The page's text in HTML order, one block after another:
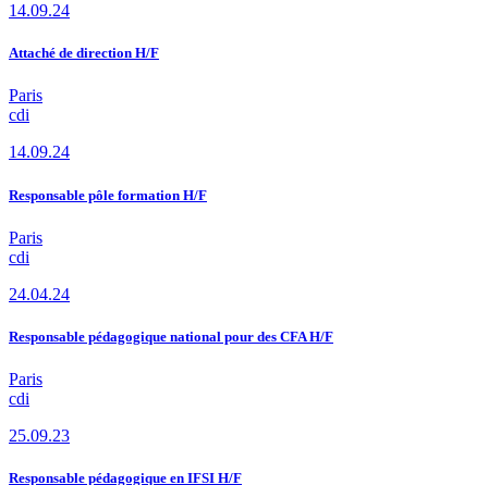
14.09.24
Attaché de direction H/F
Paris
cdi
14.09.24
Responsable pôle formation H/F
Paris
cdi
24.04.24
Responsable pédagogique national pour des CFA H/F
Paris
cdi
25.09.23
Responsable pédagogique en IFSI H/F